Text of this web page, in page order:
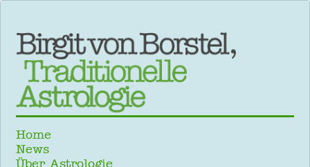
Home
News
Über Astrologie